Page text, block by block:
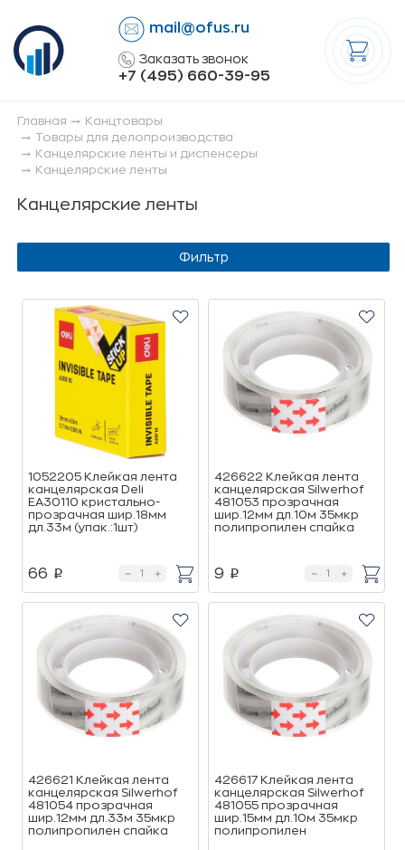
mail@ofus.ru
Заказать звонок
+7 (495) 660-39-95
Главная
Канцтовары
Товары для делопроизводства
Канцелярские ленты и диспенсеры
Канцелярские ленты
Канцелярские ленты
Фильтр
1052205 Клейкая лента
канцелярская Deli
EA30110 кристально-
прозрачная шир.18мм
дл.33м (упак.:1шт)
66 p
426622 Клейкая лента
канцелярская Silwerhof
481053 прозрачная
шир.12мм дл.10м 35мкр
полипропилен спайка
9 p
426621 Клейкая лента
канцелярская Silwerhof
481054 прозрачная
шир.12мм дл.33м 35мкр
полипропилен спайка
426617 Клейкая лента
канцелярская Silwerhof
481055 прозрачная
шир.15мм дл.10м 35мкр
полипропилен